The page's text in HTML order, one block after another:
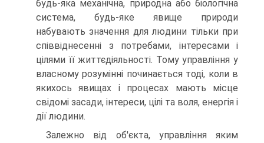
будь-яка механічна, природна або біологічна
система, будь-яке явище природи
набувають значення для людини тільки при
співвіднесенні з потребами, інтересами і
цілями її життєдіяльності. Тому управління у
власному розумінні починається тоді, коли в
якихось явищах і процесах мають місце
свідомі засади, інтереси, цілі та воля, енергія і
дії людини.
Залежно від об'єкта, управління яким